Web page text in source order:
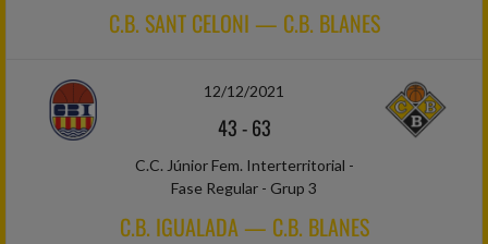
C.B. SANT CELONI — C.B. BLANES
12/12/2021
43-63
C.C. Júnior Fem. Interterritorial -
Fase Regular - Grup 3
C.B. IGUALADA — C.B. BLANES